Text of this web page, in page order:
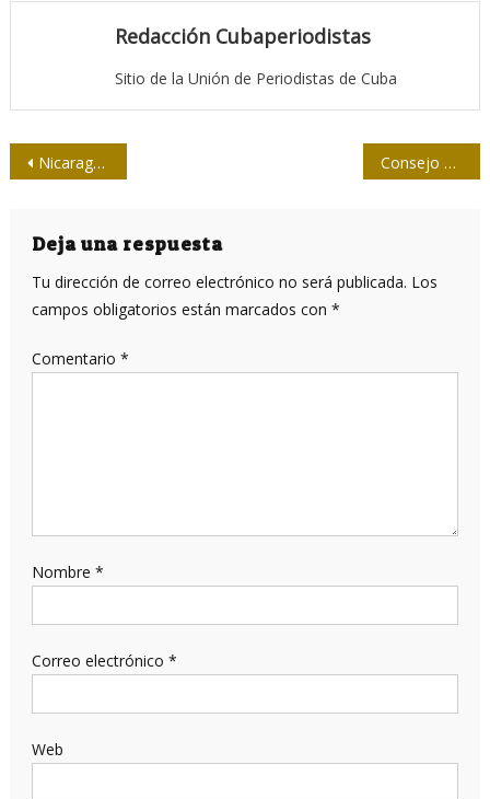
Redacción Cubaperiodistas
Sitio de la Unión de Periodistas de Cuba
Navegación
entradas
Nicaragua: hilos del complot Consejo de Ministros analizó la economía nacional y la inversión extranjera
Deja una respuesta
Tu dirección de correo electrónico no será publicada. Los
campos obligatorios están marcados con *
Comentario *
Nombre *
Correo electrónico *
Web